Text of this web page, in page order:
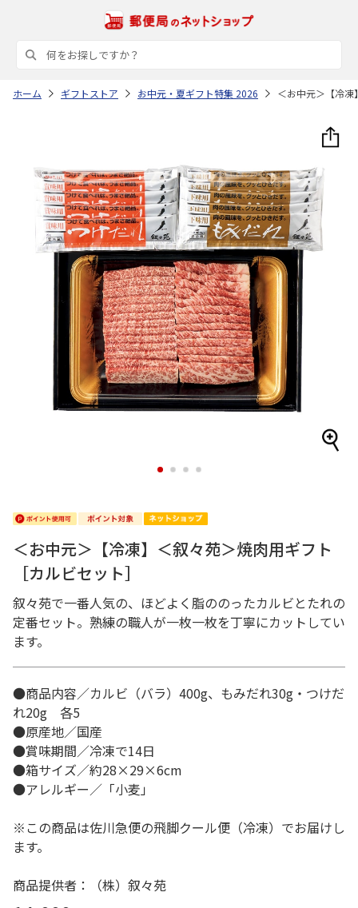
ホーム ギフトストア お中元・夏ギフト特集 2026 ＜お中元＞【冷
1 2 3 4
＜お中元＞【冷凍】＜叙々苑＞焼肉用ギフト
［カルビセット］
叙々苑で一番人気の、ほどよく脂ののったカルビとたれの
定番セット。熟練の職人が一枚一枚を丁寧にカットしてい
ます。
●商品内容／カルビ（バラ）400g、もみだれ30g・つけだ
れ20g 各5
●原産地／国産
●賞味期間／冷凍で14日
●箱サイズ／約28×29×6cm
●アレルギー／「小麦」
※この商品は佐川急便の飛脚クール便（冷凍）でお届けし
ます。
商品提供者：（株）叙々苑